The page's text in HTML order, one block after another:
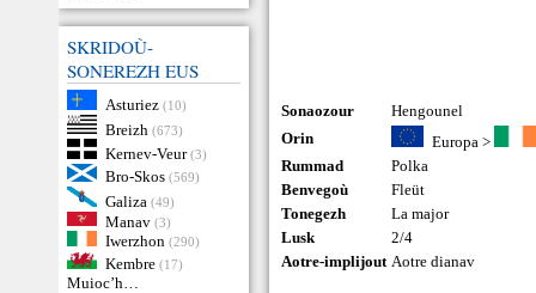
SKRIDOÙ-
SONEREZH EUS
Asturiez (10)
Breizh (673)
Kernev-Veur (3)
Bro-Skos (569)
Galiza (49)
Manav (3)
Iwerzhon (290)
Kembre (17)
Muioc’h…
Sonaozour
Hengounel
Orin
Europa>
Rummad
Polka
Benvegoù
Fleüt
Tonegezh
La major
Lusk
2/4
Aotre-implijout Aotre dianav